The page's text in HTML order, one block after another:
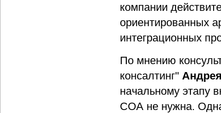
компании
ориентированных
интеграционных
По мнению
консалтинг"
начальному этапу
СОА не нужна.